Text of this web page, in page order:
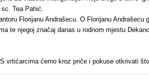
Tea Pahić.
Florijanu Andrašecu. O Florijanu
te njegoj značaj danas u rodnom mjestu
vrtićarcima ćemo kroz priče i pokuse otkrivati